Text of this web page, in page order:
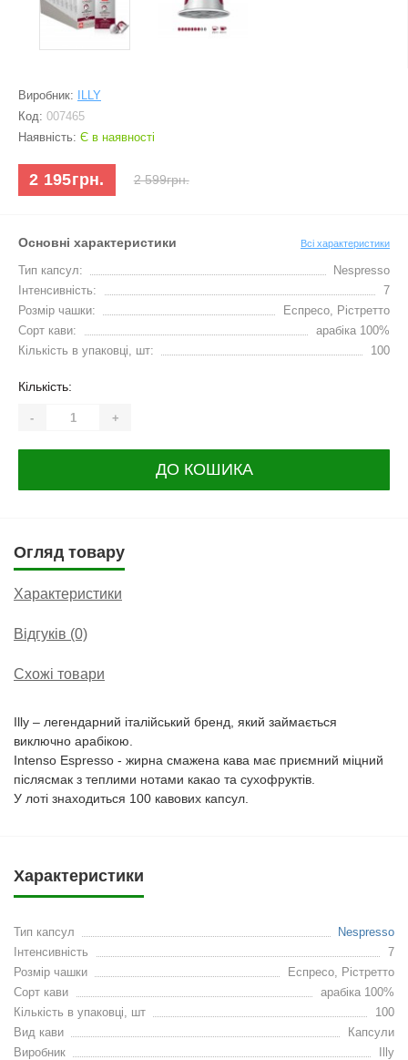
Виробник:
ILLY
Код: 007465
Наявність: Є в наявності
2 195грн. 2 599грн.
Основні характеристики Всі характеристики
Тип капсул:
Nespresso
Інтенсивність:
7
Розмір чашки:
Еспресо, Рістретто
Сорт кави:
арабіка 100%
Кількість в упаковці, шт:
100
Кількість:
- +
ДО КОШИКА
Огляд товару
Характеристики
Відгуків (0)
Схожі товари
Illy – легендарний італійський бренд, який займається
виключно арабікою.
Intenso Espresso - жирна смажена кава має приємний міцний
післясмак з теплими нотами какао та сухофруктів.
У лоті знаходиться 100 кавових капсул.
Характеристики
Тип капсул
Nespresso
Інтенсивність
7
Розмір чашки
Еспресо, Рістретто
Сорт кави
арабіка 100%
Кількість в упаковці, шт
100
Вид кави
Капсули
Виробник
Illy